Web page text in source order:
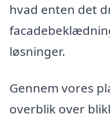
hvad enten det
løsninger.
Gennem vores
overblik over